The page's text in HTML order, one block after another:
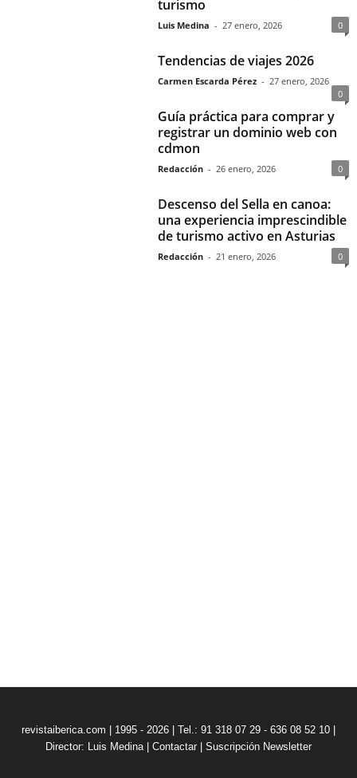
turismo
Luis Medina - 27 enero, 2026 0
Tendencias de viajes 2026
Carmen Escarda Pérez - 27 enero, 2026
0
Guía práctica para comprar y
registrar un dominio web con
cdmon
Redacción - 26 enero, 2026 0
Descenso del Sella en canoa:
una experiencia imprescindible
de turismo activo en Asturias
Redacción - 21 enero, 2026 0
revistaiberica.com | 1995 - 2026 | Tel.: 91 318 07 29 - 636 08 52 10 |
Director: Luis Medina| Contactar Suscripción Newsletter